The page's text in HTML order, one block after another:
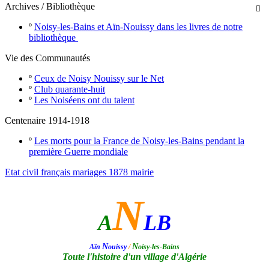

Archives / Bibliothèque
º Noisy-les-Bains et Aïn-Nouissy dans les livres de notre
bibliothèque
Vie des Communautés
º Ceux de Noisy Nouissy sur le Net
º Club quarante-huit
º Les Noiséens ont du talent
Centenaire 1914-1918
º Les morts pour la France de Noisy-les-Bains pendant la
première Guerre mondiale
Etat civil français mariages 1878 mairie
ANLB
Aïn Nouissy/Noisy-les-Bains
Toute l'histoire d'un village d'Algérie